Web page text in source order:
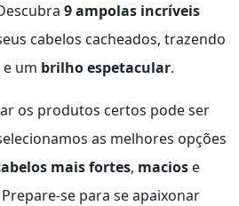
9 ampolas incríveis
cabelos cacheados, trazendo
e um brilho espetacular.
os produtos certos pode ser
as melhores opções
mais fortes, macios e
Prepare-se para se apaixonar